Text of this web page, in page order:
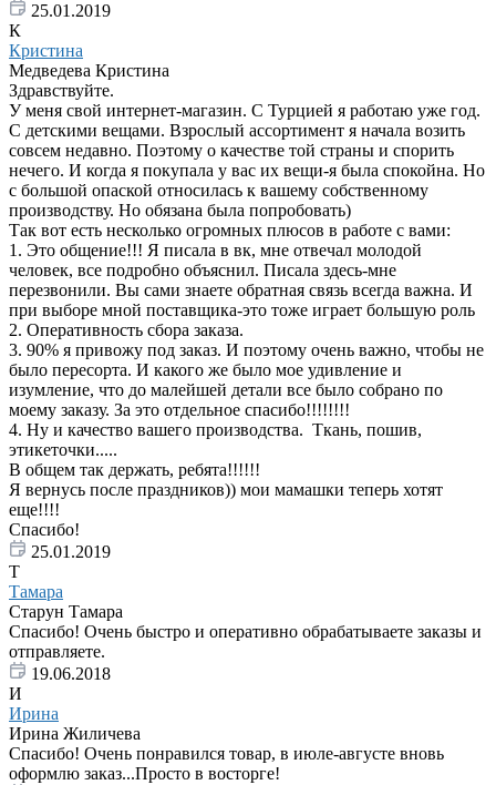
25.01.2019
К
Кристина
Медведева Кристина
Здравствуйте.
У меня свой интернет-магазин. С Турцией я работаю уже год.
С детскими вещами. Взрослый ассортимент я начала возить
совсем недавно. Поэтому о качестве той страны и спорить
нечего. И когда я покупала у вас их вещи-я была спокойна. Но
с большой опаской относилась к вашему собственному
производству. Но обязана была попробовать)
Так вот есть несколько огромных плюсов в работе с вами:
1. Это общение!!! Я писала в вк, мне отвечал молодой
человек, все подробно объяснил. Писала здесь-мне
перезвонили. Вы сами знаете обратная связь всегда важна. И
при выборе мной поставщика-это тоже играет большую роль
2. Оперативность сбора заказа.
3. 90% я привожу под заказ. И поэтому очень важно, чтобы не
было пересорта. И какого же было мое удивление и
изумление, что до малейшей детали все было собрано по
моему заказу. За это отдельное спасибо!!!!!!!!
4. Ну и качество вашего производства. Ткань, пошив,
этикеточки.....
В общем так держать, ребята!!!!!!
Я вернусь после праздников)) мои мамашки теперь хотят
еще!!!!
Спасибо!
25.01.2019
Т
Тамара
Старун Тамара
Спасибо! Очень быстро и оперативно обрабатываете заказы и
отправляете.
19.06.2018
И
Ирина
Ирина Жиличева
Спасибо! Очень понравился товар, в июле-августе вновь
оформлю заказ...Просто в восторге!